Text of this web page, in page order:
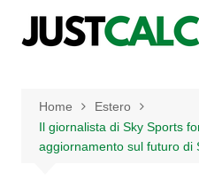
Home
Estero
Il giornalista di Sky Sports
aggiornamento sul futuro di